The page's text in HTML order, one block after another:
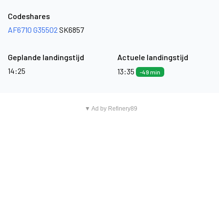
Codeshares
AF6710 G35502 SK6857
Geplande landingstijd
14:25
Actuele landingstijd
13:35
-49 min
▼ Ad by Refinery89